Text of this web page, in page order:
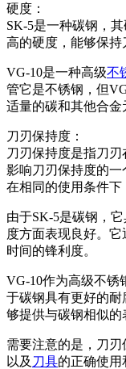
硬度：
SK-5是一种碳钢，
高的硬度，能够保持
VG-10是一种高级不
管它是不锈钢，但
适量的碳和其他合金
刀刃保持度：
刀刃保持度是指刀
影响刀刃保持度的
在相同的使用条件下
由于SK-5是碳钢，
度方面表现良好。
时间的锋利度。
VG-10作为高级不锈
于碳钢具有更好的
够提供与碳钢相似的
需要注意的是，刀刃
以及 刀具的正确使用